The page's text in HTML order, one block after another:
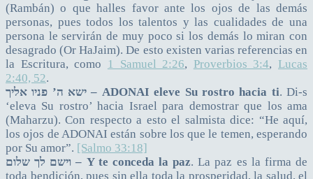
(Rambán) o que halles favor ante los ojos de las demás
personas, pues todos los talentos y las cualidades de una
persona le servirán de muy poco si los demás lo miran con
desagrado (Or HaJaim). De esto existen varias referencias en
la Escritura, como
1 Samuel 2:26, Proverbios 3:4, Lucas
2:40, 52.
ישא ה’ פניו אליך – ADONAI eleve Su rostro hacia ti. Di-s
‘eleva Su rostro’ hacia Israel para demostrar que los ama
(Maharzu). Con respecto a esto el salmista dice: “He aquí,
los ojos de ADONAI están sobre los que le temen, esperando
por Su amor”. [Salmo 33:18]
וישם לך שלום – Y te conceda la paz. La paz es la firma de
toda bendición, pues sin ella toda la prosperidad, la salud, el